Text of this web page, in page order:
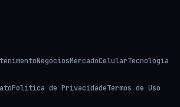
NegóciosMercadoCelularTecnologia
Política de PrivacidadeTermos de Uso